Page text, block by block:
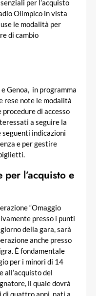
per l’acquisto
Olimpico in vista
le modalità per
di cambio
Genoa, in programma
rese note le modalità
procedure di accesso
a seguire la
indicazioni
e per gestire
l’acquisto e
“Omaggio
presso i punti
della gara, sarà
anche presso
È fondamentale
per i minori di 14
all’acquisto del
il quale dovrà
di quattro anni, nati a